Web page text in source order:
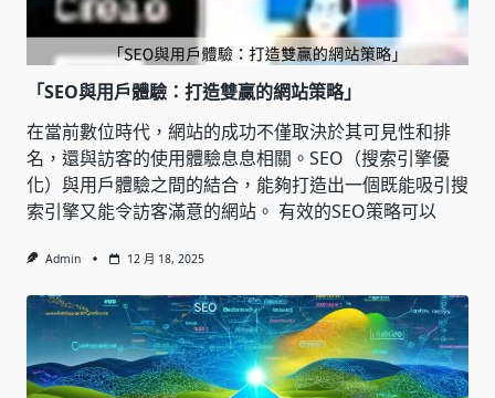
「SEO與用戶體驗：打造雙贏的網站策略」
在當前數位時代，網站的成功不僅取決於其可見性和排
名，還與訪客的使用體驗息息相關。SEO（搜索引擎優
化）與用戶體驗之間的結合，能夠打造出一個既能吸引搜
索引擎又能令訪客滿意的網站。 有效的SEO策略可以
Admin 12 月 18, 2025